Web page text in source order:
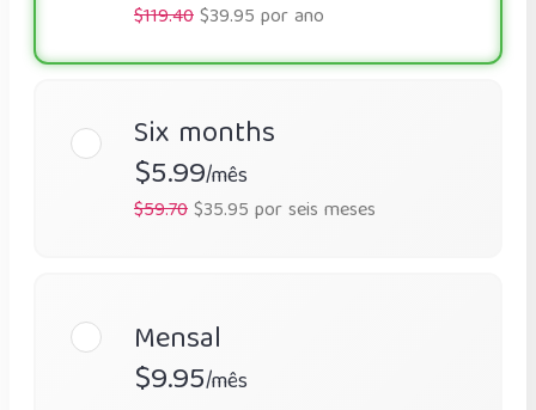
$119.40$39.95 por ano
Six months
$5.99/mês
$59.70$35.95 por seis meses
Mensal
$9.95/mês